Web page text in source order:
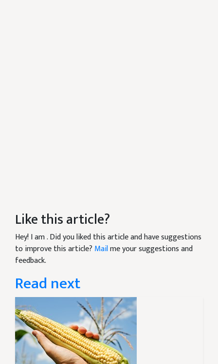
Like this article?
Hey! I am. Did you liked this article and have suggestions
to improve this article? Mailme your suggestions and
feedback.
Read next